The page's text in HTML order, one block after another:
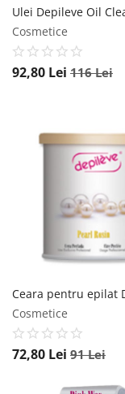
Cosmetice
92,80 Lei 116Lei
Cosmetice
72,80 Lei 91Lei